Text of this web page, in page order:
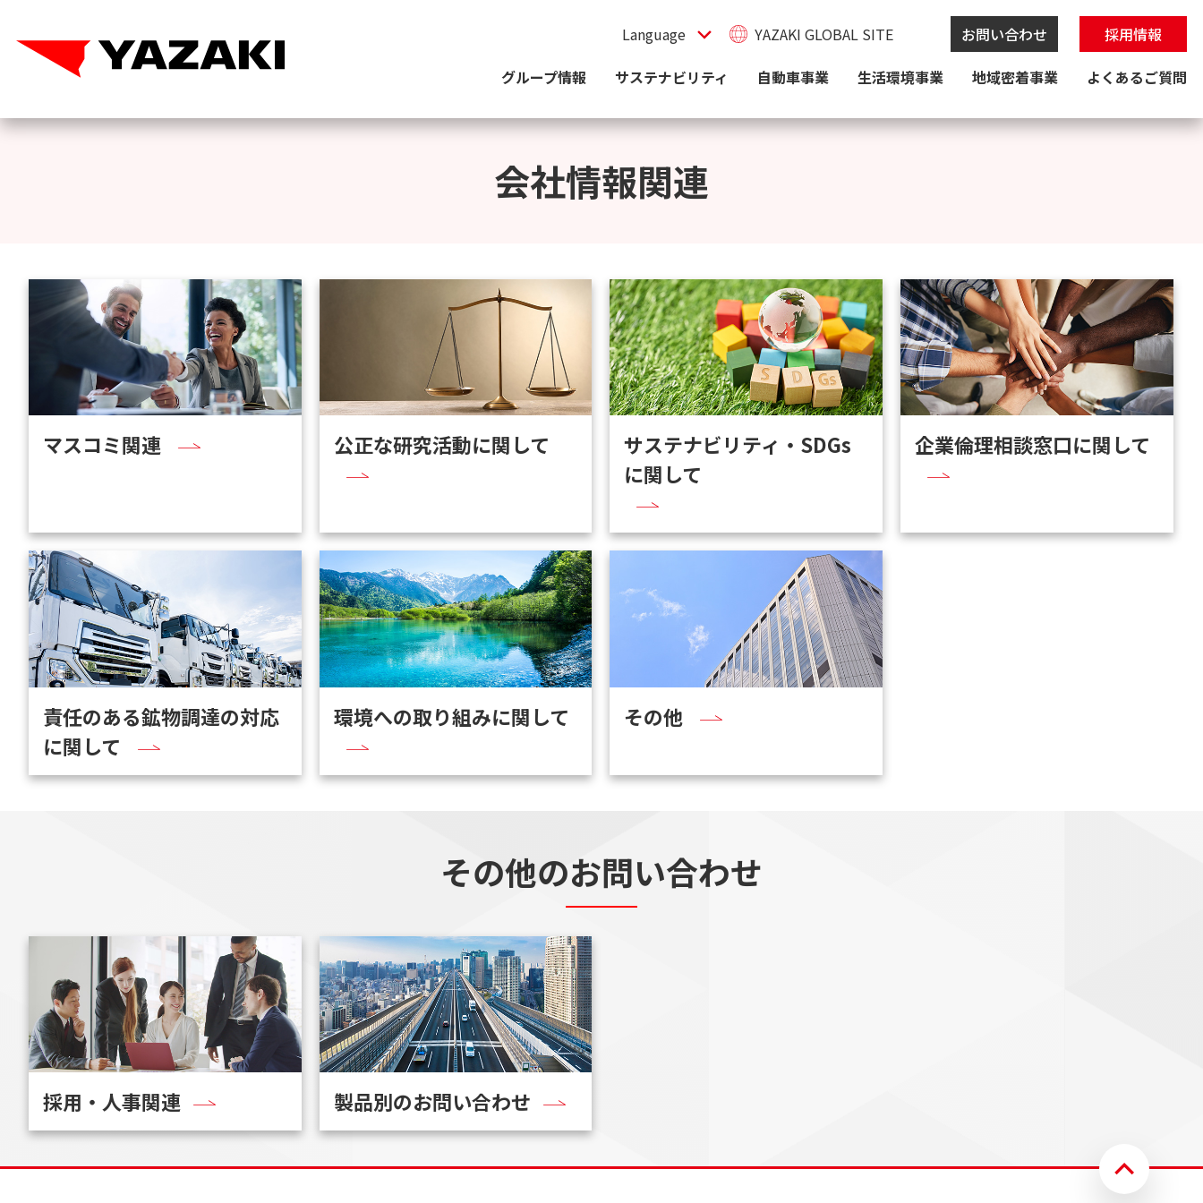
YAZAKI GLOBAL SITE お問い合わせ
採用情報
グループ情報
サステナビリティ 自動車事業 生活環境事業 地域密着事業 よくあるご質問
会社情報関連
マスコミ関連 公正な研究活動に関して
サステナビリティ・SDGs
に関して
企業倫理相談窓口に関して
責任のある鉱物調達の対応
に関して
環境への取り組みに関して その他
その他のお問い合わせ
採用・人事関連 製品別のお問い合わせ